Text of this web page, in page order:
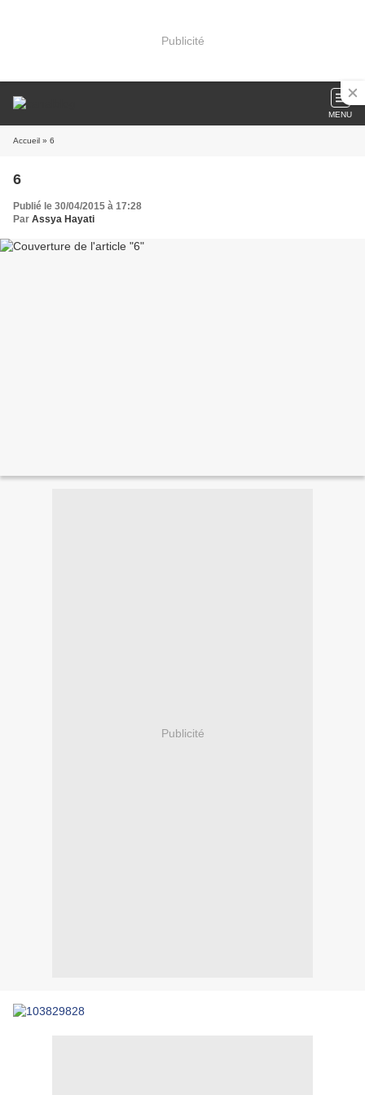
Publicité
MENU
Accueil » 6
6
Publié le 30/04/2015 à 17:28
Par Assya Hayati
Publicité